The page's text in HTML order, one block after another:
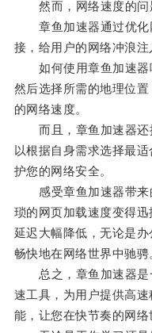
然而，网络速度的问
章鱼加速器通过优化
接，给用户的网络冲浪注
如何使用章鱼加速器
然后选择所需的地理位
的网络速度。
而且，章鱼加速器还
以根据自身需求选择最
护您的网络安全。
感受章鱼加速器带来
琐的网页加载速度变得
延迟大幅降低，无论是
畅快地在网络世界中驰骋
总之，章鱼加速器是
速工具，为用户提供高
能，让您在快节奏的网络